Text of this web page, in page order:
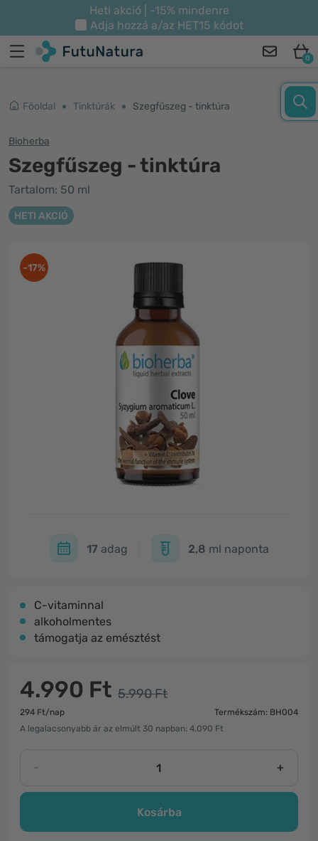
Heti akció | -15% mindenre
Adja hozzá a/az HET15 kódot
0
Főoldal Tinktúrák Szegfűszeg - tinktúra
Bioherba
Szegfűszeg - tinktúra
Tartalom: 50 ml
HETI AKCIÓ
-17%
17 adag 2,8 ml naponta
C-vitaminnal
alkoholmentes
támogatja az emésztést
4.990 Ft 5.990 Ft
294 Ft/nap
Termékszám: BH004
A legalacsonyabb ár az elmúlt 30 napban: 4.090 Ft
- +
Kosárba